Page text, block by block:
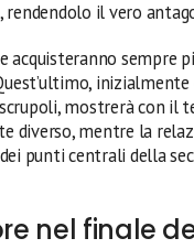
il vero
acquisteranno sempre
mostrerà con il
diverso, mentre la
punti centrali della
nel finale